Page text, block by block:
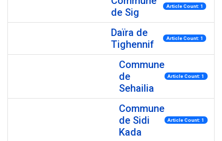
de Sig
Article Count: 1
Daïra de
Tighennif
Article Count: 1
Commune
de
Sehailia
Article Count: 1
Commune
de Sidi
Kada
Article Count: 1